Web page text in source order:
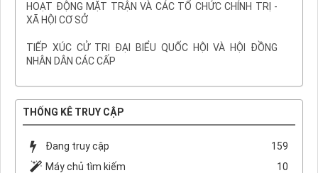
HOẠT ĐỘNG MẶT TRẬN VÀ CÁC TỔ CHỨC CHÍNH TRỊ -
XÃ HỘI CƠ SỞ
TIẾP XÚC CỬ TRI ĐẠI BIỂU QUỐC HỘI VÀ HỘI ĐỒNG
NHÂN DÂN CÁC CẤP
THỐNG KÊ TRUY CẬP
Đang truy cập
159
Máy chủ tìm kiếm
10